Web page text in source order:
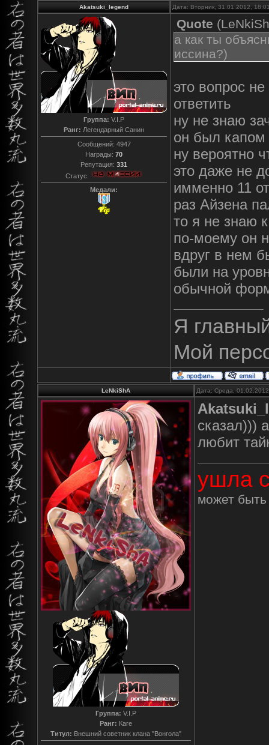
Akatsuki_legend Дата: Вторник, 31.01.2012,
Группа: V.I.P
Ранг: Легендарный Санин
Сообщений: 4947
Награды: 70
Репутация: 331
Статус:
Медали:
Quote (
а как ты
иссина?)
это вопрос
ответить
ну не знаю
он был капом
ну вероятно
это даже не
имменно 11
раз Айзена
то я не знаю
по-моему он
вдруг в нем
были на
обычной
Я
Мой
LeNkiShA Дата: Среда,
Группа: V.I.P
Ранг: Каге
Титул: Внешний советник клана "Вонгола"
сказал)))
любит
ушла
может быть